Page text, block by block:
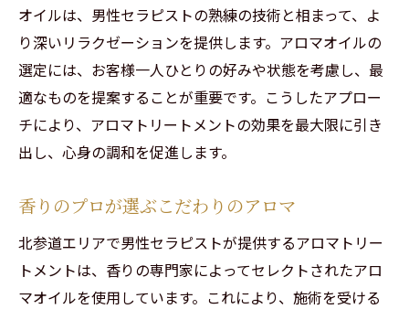
オイルは、男性セラピストの熟練の技術と相まって、よ
り深いリラクゼーションを提供します。アロマオイルの
選定には、お客様一人ひとりの好みや状態を考慮し、最
適なものを提案することが重要です。こうしたアプロー
チにより、アロマトリートメントの効果を最大限に引き
出し、心身の調和を促進します。
香りのプロが選ぶこだわりのアロマ
北参道エリアで男性セラピストが提供するアロマトリー
トメントは、香りの専門家によってセレクトされたアロ
マオイルを使用しています。これにより、施術を受ける